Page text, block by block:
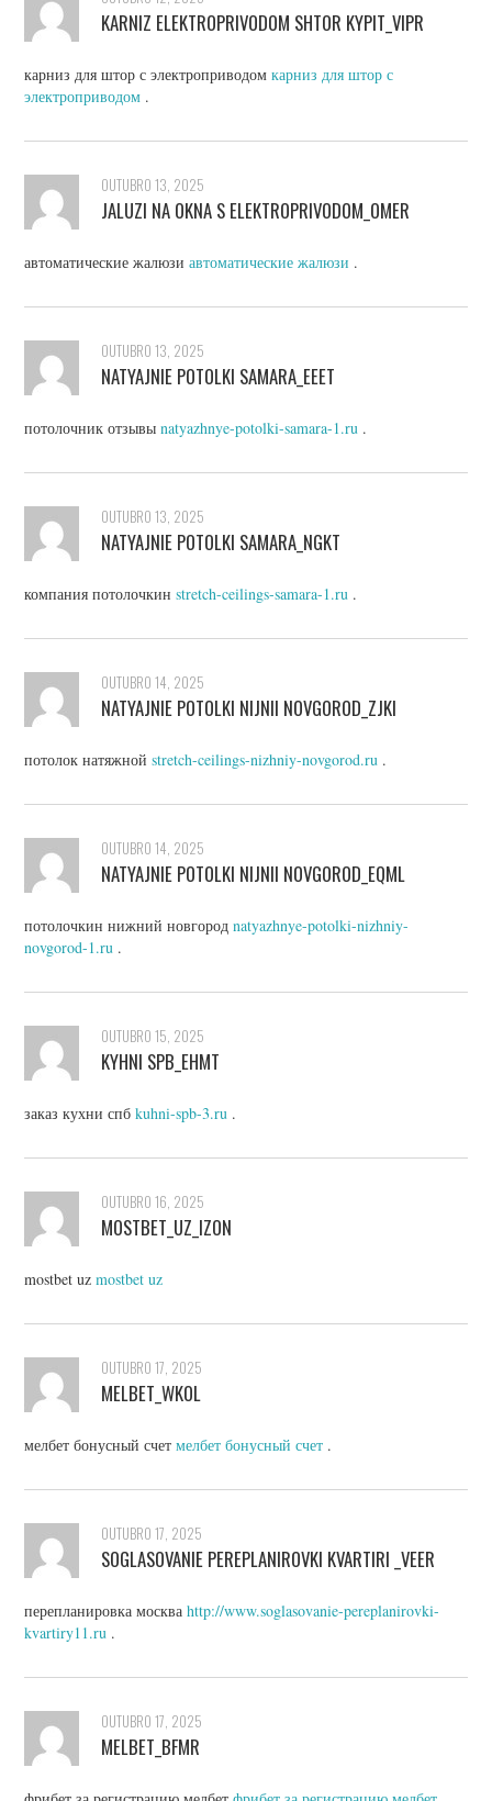
KARNIZ ELEKTROPRIVODOM SHTOR KYPIT_VIPR
карниз для штор с электроприводомкарниз для штор с
электроприводом .
OUTUBRO 13, 2025
JALUZI NA OKNA S ELEKTROPRIVODOM_OMER
автоматические жалюзиавтоматические жалюзи .
OUTUBRO 13, 2025
NATYAJNIE POTOLKI SAMARA_EEET
потолочник отзывыnatyazhnye-potolki-samara-1.ru .
OUTUBRO 13, 2025
NATYAJNIE POTOLKI SAMARA_NGKT
компания потолочкинstretch-ceilings-samara-1.ru .
OUTUBRO 14, 2025
NATYAJNIE POTOLKI NIJNII NOVGOROD_ZJKI
потолок натяжнойstretch-ceilings-nizhniy-novgorod.ru .
OUTUBRO 14, 2025
NATYAJNIE POTOLKI NIJNII NOVGOROD_EQML
потолочкин нижний новгородnatyazhnye-potolki-nizhniy-
novgorod-1.ru .
OUTUBRO 15, 2025
KYHNI SPB_EHMT
заказ кухни спбkuhni-spb-3.ru .
OUTUBRO 16, 2025
MOSTBET_UZ_IZON
mostbet uzmostbet uz
OUTUBRO 17, 2025
MELBET_WKOL
мелбет бонусный счетмелбет бонусный счет .
OUTUBRO 17, 2025
SOGLASOVANIE PEREPLANIROVKI KVARTIRI _VEER
перепланировка москваhttp://www.soglasovanie-pereplanirovki-
kvartiry11.ru .
OUTUBRO 17, 2025
MELBET_BFMR